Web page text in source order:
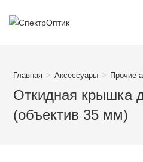
Главная > Аксессуары > Прочие
Откидная крышка
(объектив 35 мм)